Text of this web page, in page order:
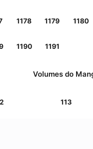
1178 1179 1180
1190 1191
Volumes do
113